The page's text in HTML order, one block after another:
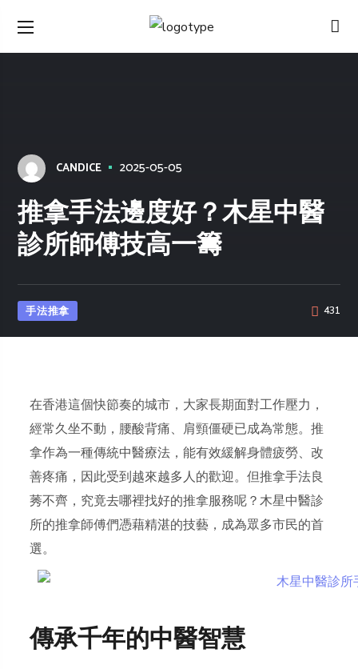
CANDICE 2025-05-05
推拿手法邊度好？木星中醫
診所師傅技高一籌
手法推拿 431
在香港這個快節奏的城市，大家長期面對工作壓力，
經常久坐不動，腰酸背痛、肩頸僵硬已成為常態。推
拿作為一種傳統中醫療法，能有效緩解身體疲勞、改
善疼痛，因此受到越來越多人的歡迎。但推拿手法良
莠不齊，究竟去哪裡找好的推拿服務呢？木星中醫診
所的推拿師傅們憑藉精湛的技藝，成為眾多市民的首
選。
傳承千年的中醫智慧